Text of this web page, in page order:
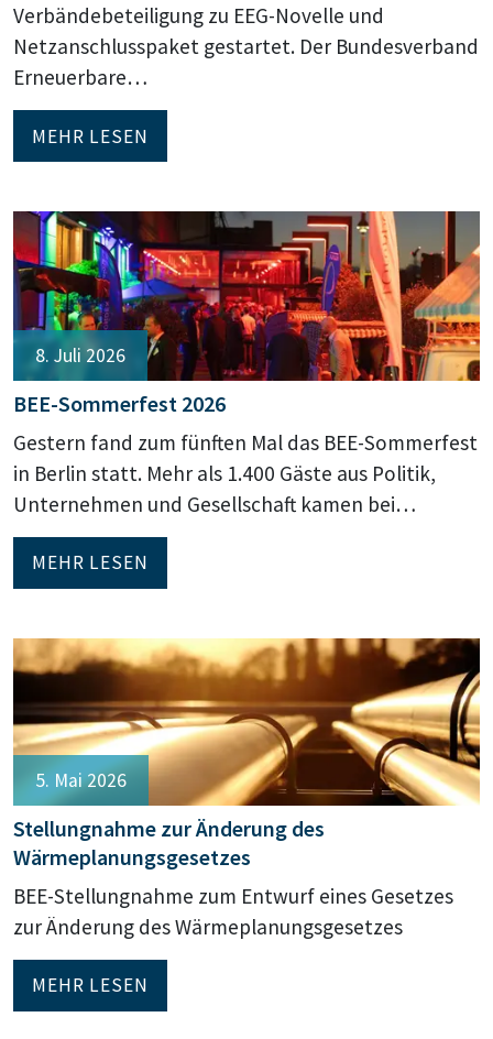
Verbändebeteiligung zu EEG-Novelle und
Netzanschlusspaket gestartet. Der Bundesverband
Erneuerbare…
MEHR LESEN
8. Juli 2026
BEE-Sommerfest 2026
Gestern fand zum fünften Mal das BEE-Sommerfest
in Berlin statt. Mehr als 1.400 Gäste aus Politik,
Unternehmen und Gesellschaft kamen bei…
MEHR LESEN
5. Mai 2026
Stellungnahme zur Änderung des
Wärmeplanungsgesetzes
BEE-Stellungnahme zum Entwurf eines Gesetzes
zur Änderung des Wärmeplanungsgesetzes
MEHR LESEN